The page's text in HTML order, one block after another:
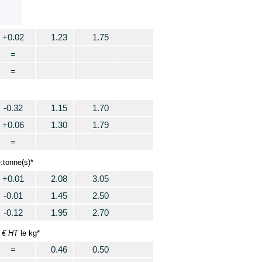
+0.02 1.23
1.75
=
=
-0.32 1.15
1.70
+0.06
1.30
1.79
=
+0.01 2.08
3.05
-0.01
1.45
2.50
-0.12
1.95 2.70
€ HTle kg*
= 0.46
0.50